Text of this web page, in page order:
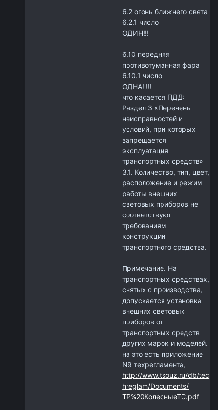
6.2 огонь ближнего света
6.2.1 число
ОДИН!!!
6.10 передняя
противотуманная фара
6.10.1 число
ОДНА!!!!!
что касается ПДД:
Раздел 3 «Перечень
неисправностей и
условий, при которых
запрещается
эксплуатация
транспортных средств»
3.1. Количество, тип, цвет,
расположение и режим
работы внешних
световых приборов не
соответствуют
требованиям
конструкции
транспортного средства.
Примечание. На
транспортных средствах,
снятых с производства,
допускается установка
внешних световых
приборов от
транспортных средств
других марок и моделей.
на это есть приложение
N9 техрегламента,
http://www.tsouz.ru/db/tec
hreglam/Documents/
ТР%20КолесныеТС.pdf